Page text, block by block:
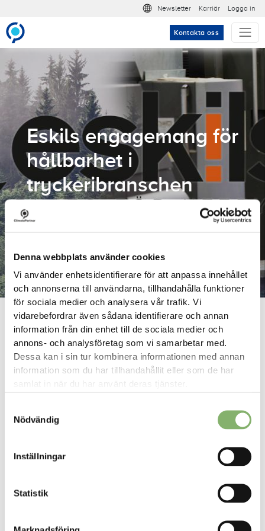
Denna webbplats använder cookies
Vi använder enhetsidentifierare för att anpassa innehållet
och annonserna till användarna, tillhandahålla funktioner
för sociala medier och analysera vår trafik. Vi
vidarebefordrar även sådana identifierare och annan
information från din enhet till de sociala medier och
annons- och analysföretag som vi samarbetar med.
Dessa kan i sin tur kombinera informationen med annan
information som du har tillhandahållit eller som de har
samlat in när du har använt deras tjänster.
Nödvändig
Inställningar
Statistik
Meta nav
Newsletter Karriär Logga in
Kontakta oss
Eskils engagemang för
hållbarhet i
tryckeribranschen
Länkstig
ClimatePartner Kunskap Eskils
Eskils - fokus på hållbarhet i
tryckeribranschen
med ett sedan långt tillbaka brinnande engagemang och
ständigt pågående miljö- och hållbarhetsarbete för att bidra till
kommunikationspartner med helhetslösningar från analys och
till produktion och logistik, har Eskils genomfört ett gediget
arbete för att säkerställa både sina egna och kunders högt
Som del därav finns en särskild miljöserie framtagen med fokus